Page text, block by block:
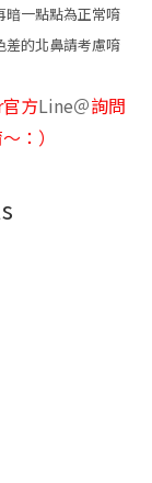
暗一點點為正常唷
差的北鼻請考慮唷
方Line＠詢問
：）